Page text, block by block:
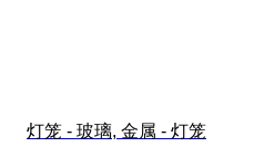
灯笼 - 玻璃, 金属 - 灯笼